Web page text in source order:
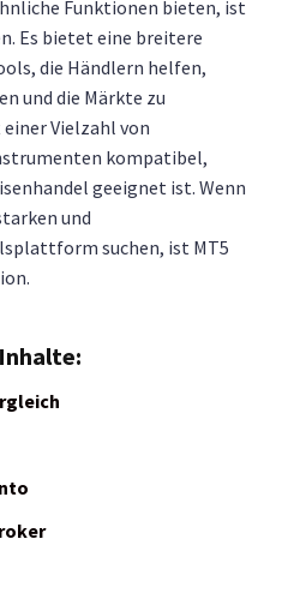
Funktionen bieten, ist
Es bietet eine breitere
die Händlern helfen,
und die Märkte zu
Vielzahl von
kompatibel,
geeignet ist. Wenn
und
suchen, ist MT5